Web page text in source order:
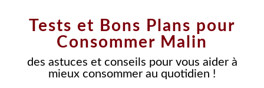
Tests et Bons Plans pour
Consommer Malin
des astuces et conseils pour vous aider à
mieux consommer au quotidien !